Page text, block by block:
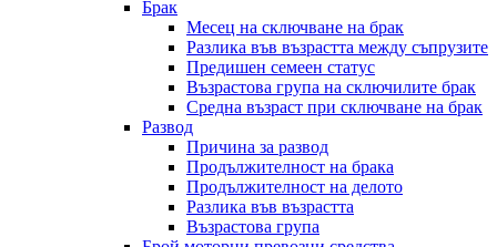
Брак
Месец на сключване на брак
Разлика във възрастта между съпрузите
Предишен семеен статус
Възрастова група на сключилите брак
Средна възраст при сключване на брак
Развод
Причина за развод
Продължителност на брака
Продължителност на делото
Разлика във възрастта
Възрастова група